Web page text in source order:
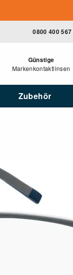
0800 400 567
Günstige
Markenkontaktlinsen
Zubehör